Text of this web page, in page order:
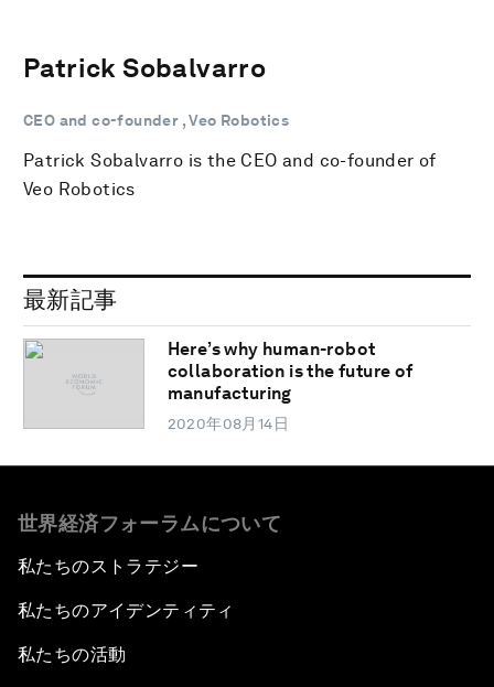
Patrick Sobalvarro
CEO and co-founder , Veo Robotics
Patrick Sobalvarro is the CEO and co-founder of
Veo Robotics
最新記事
Here’s why human-robot
collaboration is the future of
manufacturing
2020年08月14日
世界経済フォーラムについて
私たちのストラテジー
私たちのアイデンティティ
私たちの活動